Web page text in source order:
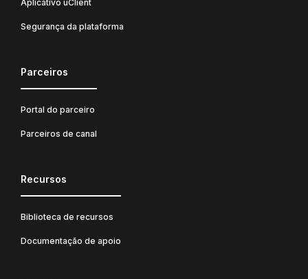
Aplicativo uClient
Segurança da plataforma
Parceiros
Portal do parceiro
Parceiros de canal
Recursos
Biblioteca de recursos
Documentação de apoio